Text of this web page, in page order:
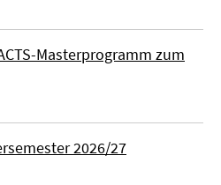
Masterprogramm zum
2026/27